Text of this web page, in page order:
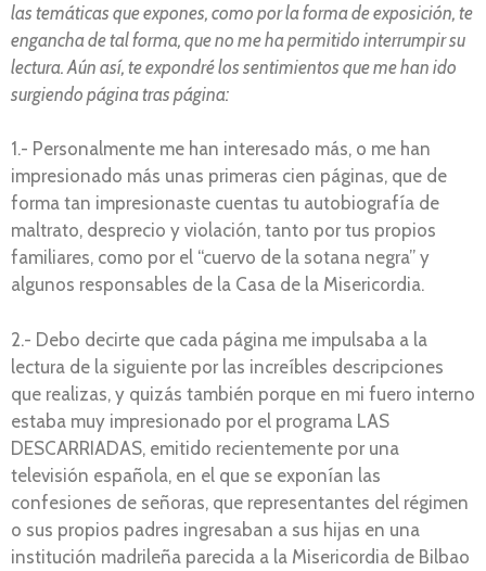
las temáticas que expones, como por la forma de exposición, te
engancha de tal forma, que no me ha permitido interrumpir su
lectura. Aún así, te expondré los sentimientos que me han ido
surgiendo página tras página:
1.- Personalmente me han interesado más, o me han
impresionado más unas primeras cien páginas, que de
forma tan impresionaste cuentas tu autobiografía de
maltrato, desprecio y violación, tanto por tus propios
familiares, como por el “cuervo de la sotana negra” y
algunos responsables de la Casa de la Misericordia.
2.- Debo decirte que cada página me impulsaba a la
lectura de la siguiente por las increíbles descripciones
que realizas, y quizás también porque en mi fuero interno
estaba muy impresionado por el programa LAS
DESCARRIADAS, emitido recientemente por una
televisión española, en el que se exponían las
confesiones de señoras, que representantes del régimen
o sus propios padres ingresaban a sus hijas en una
institución madrileña parecida a la Misericordia de Bilbao